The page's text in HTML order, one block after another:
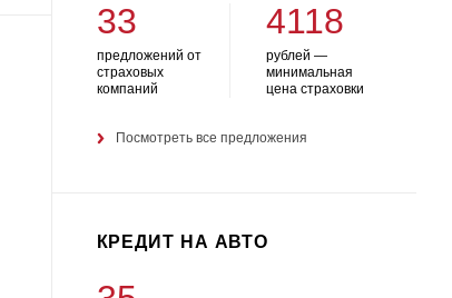
33
предложений от
страховых
компаний
4118
рублей —
минимальная
цена страховки
Посмотреть все предложения
КРЕДИТ НА АВТО